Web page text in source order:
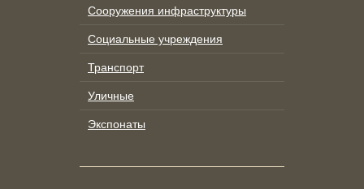
Сооружения инфраструктуры
Социальные учреждения
Транспорт
Уличные
Экспонаты